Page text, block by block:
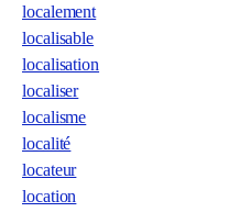
localement
localisable
localisation
localiser
localisme
localité
locateur
location